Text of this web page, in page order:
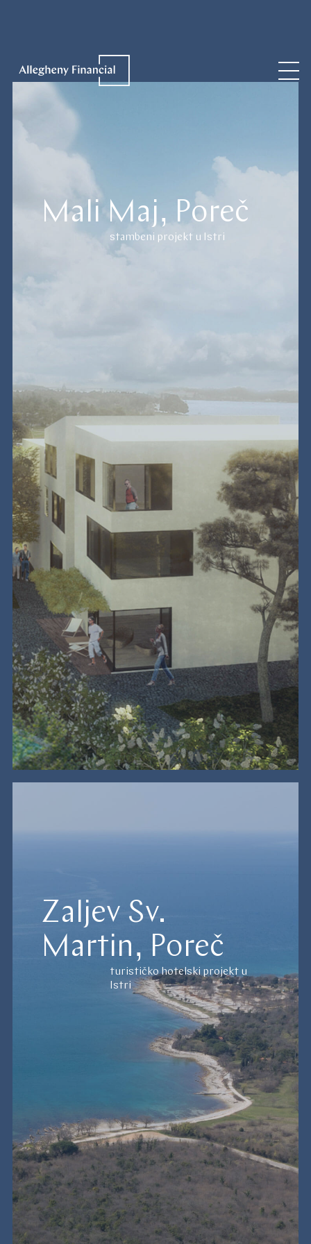
Mali Maj, Poreč
stambeni projekt u Istri
Zaljev Sv.
Martin, Poreč
turističko hotelski projekt u
Istri